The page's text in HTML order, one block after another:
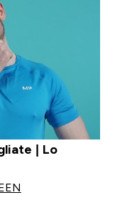
| Lo